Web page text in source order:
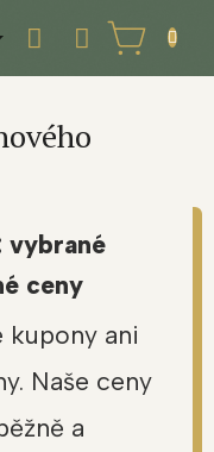
NÁKUPNÍ
KOŠÍK
vybrané
ceny
kupony ani
Naše ceny
a